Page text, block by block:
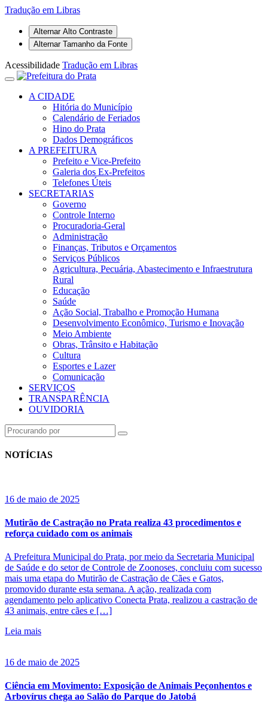
Tradução em Libras
Alternar Alto Contraste
Alternar Tamanho da Fonte
Acessibilidade Tradução em Libras
A CIDADE
Hitória do Município
Calendário de Feriados
Hino do Prata
Dados Demográficos
A PREFEITURA
Prefeito e Vice-Prefeito
Galeria dos Ex-Prefeitos
Telefones Úteis
SECRETARIAS
Governo
Controle Interno
Procuradoria-Geral
Administração
Finanças, Tributos e Orçamentos
Serviços Públicos
Agricultura, Pecuária, Abastecimento e Infraestrutura
Rural
Educação
Saúde
Ação Social, Trabalho e Promoção Humana
Desenvolvimento Econômico, Turismo e Inovação
Meio Ambiente
Obras, Trânsito e Habitação
Cultura
Esportes e Lazer
Comunicação
SERVIÇOS
TRANSPARÊNCIA
OUVIDORIA
NOTÍCIAS
16 de maio de 2025
Mutirão de Castração no Prata realiza 43 procedimentos e
reforça cuidado com os animais
A Prefeitura Municipal do Prata, por meio da Secretaria Municipal
de Saúde e do setor de Controle de Zoonoses, concluiu com sucesso
mais uma etapa do Mutirão de Castração de Cães e Gatos,
promovido durante esta semana. A ação, realizada com
agendamento pelo aplicativo Conecta Prata, realizou a castração de
43 animais, entre cães e […]
Leia mais
16 de maio de 2025
Ciência em Movimento: Exposição de Animais Peçonhentos e
Arbovírus chega ao Salão do Parque do Jatobá